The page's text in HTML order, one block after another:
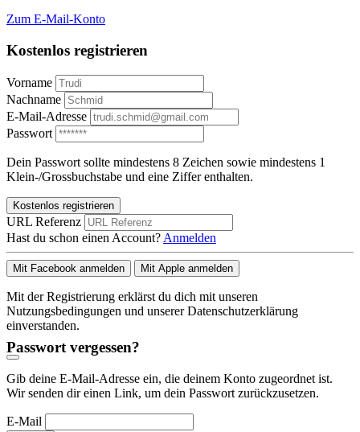
Zum E-Mail-Konto
Kostenlos registrieren
Vorname
Nachname
E-Mail-Adresse
Passwort
Dein Passwort sollte mindestens 8 Zeichen sowie mindestens 1
Klein-/Grossbuchstabe und eine Ziffer enthalten.
Kostenlos registrieren
URL Referenz
Hast du schon einen Account? Anmelden
Mit Facebook anmelden Mit Apple anmelden
Mit der Registrierung erklärst du dich mit unseren
Nutzungsbedingungen und unserer Datenschutzerklärung
einverstanden.
Passwort vergessen?
Gib deine E-Mail-Adresse ein, die deinem Konto zugeordnet ist.
Wir senden dir einen Link, um dein Passwort zurückzusetzen.
E-Mail